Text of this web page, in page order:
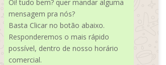
Feed de posts
Feed de comentários
WordPress.org
Oi! tudo bem? quer mandar alguma
mensagem pra nós?
Basta Clicar no botão abaixo.
Responderemos o mais rápido
possível, dentro de nosso horário
comercial.